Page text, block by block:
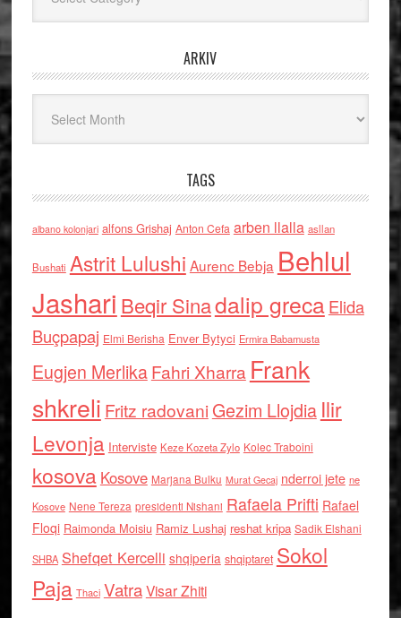
ARKIV
TAGS
albano kolonjari alfons Grishaj Anton Cefa arben llalla asllan
Bushati Astrit Lulushi Aurenc Bebja Behlul
Jashari Beqir Sinadalip grecaElida
Buçpapaj Elmi Berisha Enver Bytyci Ermira Babamusta
Eugjen MerlikaFahri Xharra Frank
shkreli Fritz radovaniGezim Llojdia Ilir
Levonja Interviste Keze Kozeta Zylo Kolec Traboini
kosova Kosove Marjana Bulku Murat Gecaj nderroi jete ne
Kosove Nene Tereza presidenti Nishani Rafaela Prifti Rafael
Floqi Raimonda Moisiu Ramiz Lushaj reshat kripa Sadik Elshani
SHBA Shefqet Kercelli shqiperia shqiptaret Sokol
Paja Thaci VatraVisar Zhiti